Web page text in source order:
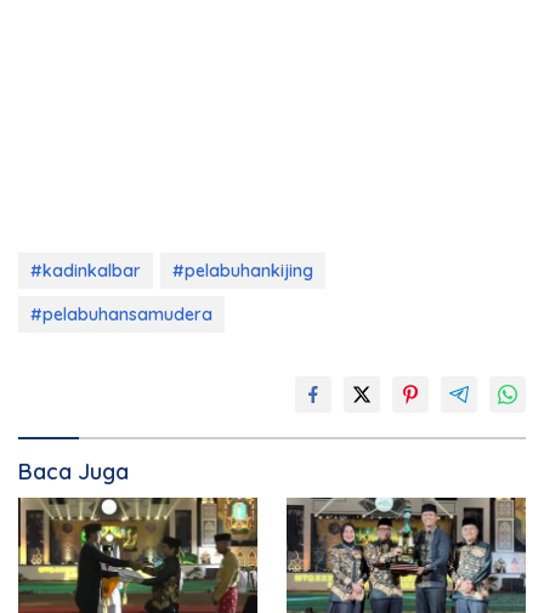
#kadinkalbar
#pelabuhankijing
#pelabuhansamudera
Baca Juga